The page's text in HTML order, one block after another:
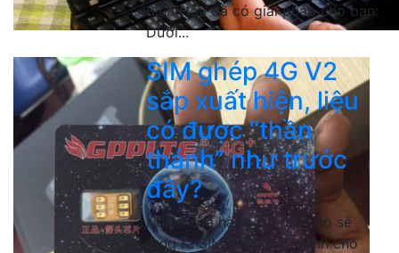
Biên Hòa đã có giải pháp cho bạn:
Dưới...
SIM ghép 4G V2
sắp xuất hiện, liệu
có được “thần
thánh” như trước
đây?
Nhiều cửa hàng cho biết họ sẽ
tung ra SIM ghép mới dành cho